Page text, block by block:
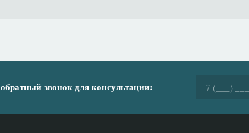
звонок для консультации: